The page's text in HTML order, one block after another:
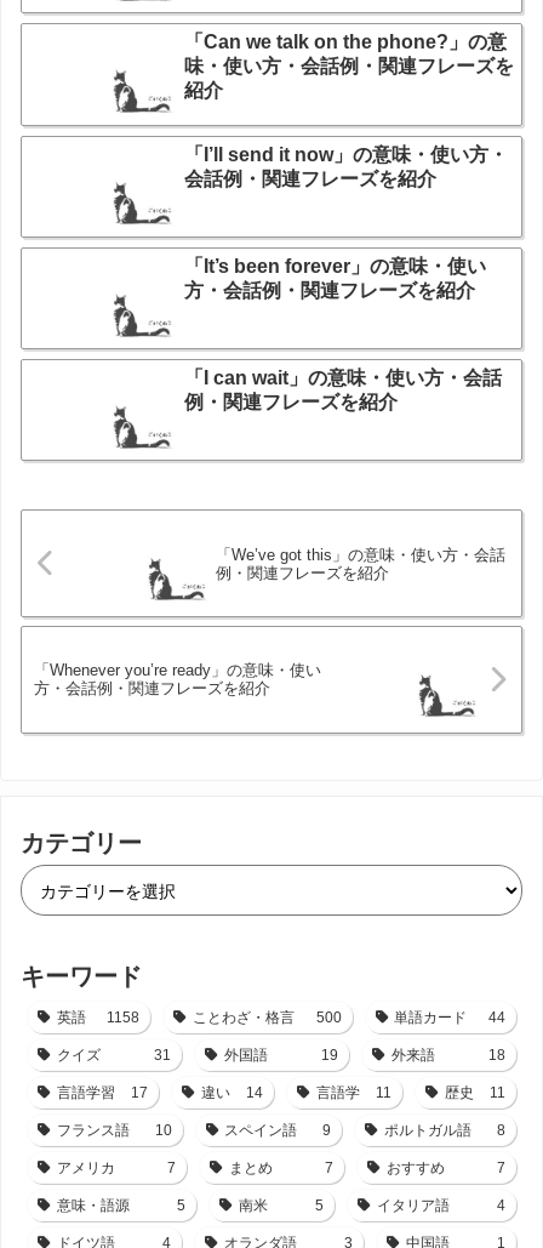
「Can we talk on the phone?」の意
味・使い方・会話例・関連フレーズを
紹介
「I’ll send it now」の意味・使い方・
会話例・関連フレーズを紹介
「It’s been forever」の意味・使い
方・会話例・関連フレーズを紹介
「I can wait」の意味・使い方・会話
例・関連フレーズを紹介
「We’ve got this」の意味・使い方・会話
例・関連フレーズを紹介
「Whenever you’re ready」の意味・使い
方・会話例・関連フレーズを紹介
カテゴリー
キーワード
英語 1158 ことわざ・格言 500 単語カード 44
クイズ 31 外国語 19 外来語 18
言語学習 17 違い 14 言語学 11 歴史 11
フランス語 10 スペイン語 9 ポルトガル語 8
アメリカ 7 まとめ 7 おすすめ 7
意味・語源 5 南米 5 イタリア語 4
ドイツ語 4 オランダ語 3 中国語 1